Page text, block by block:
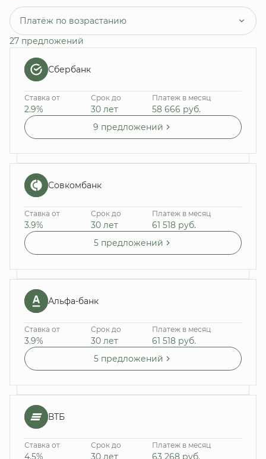
Платёж по возрастанию
27 предложений
Сбербанк
Ставка от
2.9%
Срок до
30 лет
Платеж в месяц
58 666 руб.
9 предложений
Совкомбанк
Ставка от
3.9%
Срок до
30 лет
Платеж в месяц
61 518 руб.
5 предложений
Альфа-банк
Ставка от
3.9%
Срок до
30 лет
Платеж в месяц
61 518 руб.
5 предложений
ВТБ
Ставка от
4.5%
Срок до
30 лет
Платеж в месяц
63 268 руб.